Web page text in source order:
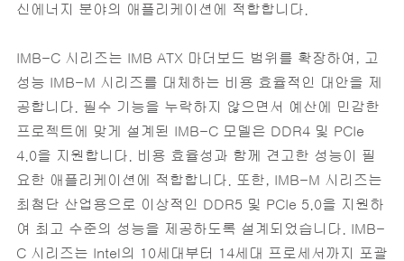
신에너지 분야의 애플리케이션에 적합합니다.
IMB-C 시리즈는 IMB ATX 마더보드 범위를 확장하여, 고
성능 IMB-M 시리즈를 대체하는 비용 효율적인 대안을 제
공합니다. 필수 기능을 누락하지 않으면서 예산에 민감한
프로젝트에 맞게 설계된 IMB-C 모델은 DDR4 및 PCIe
4.0을 지원합니다. 비용 효율성과 함께 견고한 성능이 필
요한 애플리케이션에 적합합니다. 또한, IMB-M 시리즈는
최첨단 산업용으로 이상적인 DDR5 및 PCIe 5.0을 지원하
여 최고 수준의 성능을 제공하도록 설계되었습니다. IMB-
C 시리즈는 Intel의 10세대부터 14세대 프로세서까지 포괄